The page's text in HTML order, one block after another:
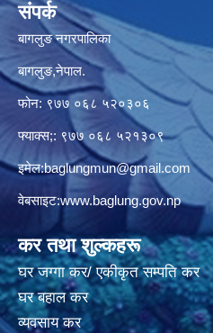
संपर्क
बागलुङ नगरपालिका
बागलुङ,नेपाल.
फोन: ९७७ ०६८ ५२०३०६
फ्याक्स;: ९७७ ०६८ ५२१३०९
इमेल:baglungmun@gmail.com
वेबसाइट:www.baglung.gov.np
कर तथा शुल्कहरू
घर जग्गा कर/ एकीकृत सम्पति कर
घर बहाल कर
व्यवसाय कर